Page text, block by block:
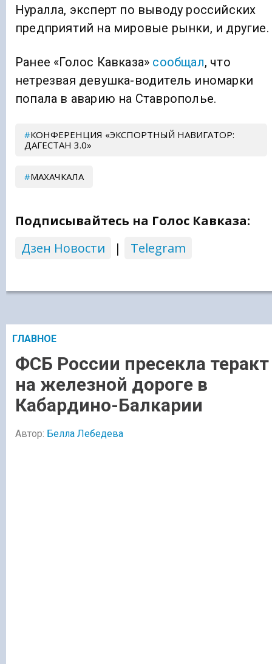
Нуралла, эксперт по выводу российских
предприятий на мировые рынки, и другие.
Ранее «Голос Кавказа» сообщал, что
нетрезвая девушка-водитель иномарки
попала в аварию на Ставрополье.
КОНФЕРЕНЦИЯ «ЭКСПОРТНЫЙ НАВИГАТОР:
ДАГЕСТАН 3.0»
МАХАЧКАЛА
Подписывайтесь на Голос Кавказа:
Дзен Новости
| Telegram
ГЛАВНОЕ
ФСБ России пресекла теракт
на железной дороге в
Кабардино-Балкарии
Автор: Белла Лебедева